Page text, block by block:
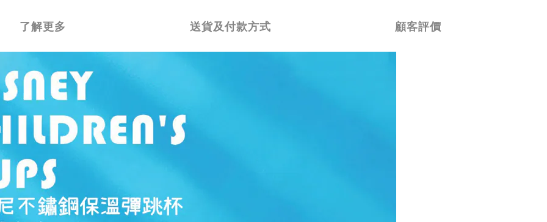
了解更多 送貨及付款方式 顧客評價